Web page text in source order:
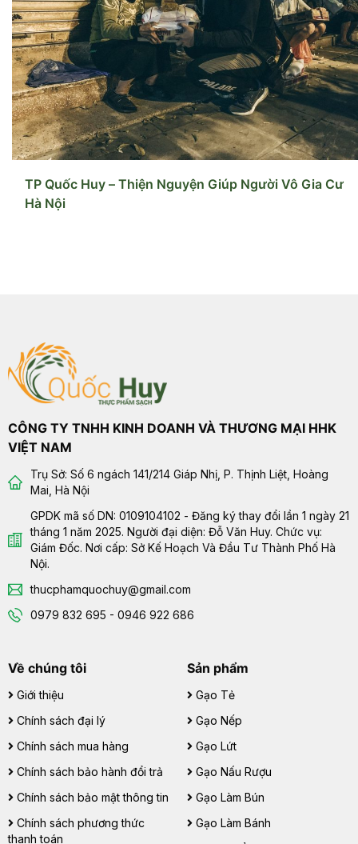
TP Quốc Huy – Thiện Nguyện Giúp Người Vô Gia Cư
Hà Nội
CÔNG TY TNHH KINH DOANH VÀ THƯƠNG MẠI HHK
VIỆT NAM
Trụ Sở: Số 6 ngách 141/214 Giáp Nhị, P. Thịnh Liệt, Hoàng
Mai, Hà Nội
GPDK mã số DN: 0109104102 - Đăng ký thay đổi lần 1 ngày 21
tháng 1 năm 2025. Người đại diện: Đỗ Văn Huy. Chức vụ:
Giám Đốc. Nơi cấp: Sở Kế Hoạch Và Đầu Tư Thành Phố Hà
Nội.
thucphamquochuy@gmail.com
0979 832 695 - 0946 922 686
Về chúng tôi
Giới thiệu
Chính sách đại lý
Chính sách mua hàng
Chính sách bảo hành đổi trả
Chính sách bảo mật thông tin
Chính sách phương thức
thanh toán
Sản phẩm
Gạo Tẻ
Gạo Nếp
Gạo Lứt
Gạo Nấu Rượu
Gạo Làm Bún
Gạo Làm Bánh